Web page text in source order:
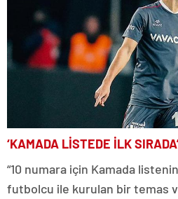
‘KAMADA LİSTEDE İLK
“10 numara için Kamada
futbolcu ile kurulan bir temas